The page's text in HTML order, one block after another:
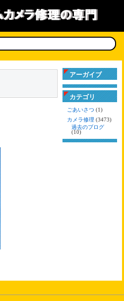
アーガイブ
カテゴリ
ごあいさつ (1)
カメラ修理 (3473)
過去のブログ
(10)